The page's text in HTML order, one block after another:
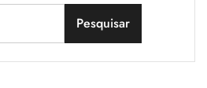
Pesquisar